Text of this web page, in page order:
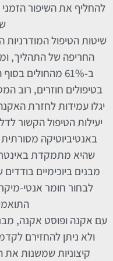
להחליף את השיפור
שיטות הטיפול המודרניות
החריפה של התהליך,
בטיפולים חוזרים, רוב
יגלו עמידות לחזרת
יעילות הטיפול הקשור
באנטיביוטיקה
שהיא מתמקדת
מבנים ביוכימיים
לבחור חומר אנטי-
עם אקנה ופוסט אקנה,
ולא ניתן להחזירם
קיצוניות שמשנות את